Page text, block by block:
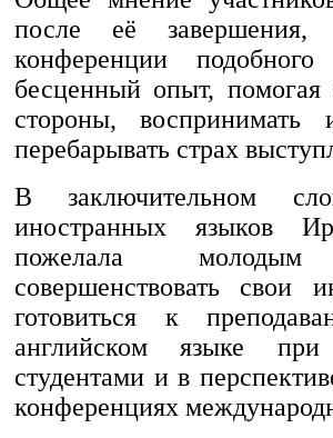
после её
конференции
бесценный опыт, помогая
стороны,
перебарывать страх
В заключительном
иностранных языков
пожелала
совершенствовать свои
готовиться к
английском языке
студентами и в
конференциях